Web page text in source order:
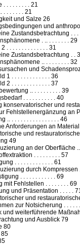
. . . . . . . . 21
. . . . . . . 21
und Salze 26
und
Zustandsbetrachtung . . .
. .. . . . . . . . 29
. . . . . . . . . . . . . . 31
Zustandsbetrachtung . .
.. . . . . . . . . 32
und
1 . . . . . . . . . . . . . 36
2 . . . . . . . . . . . . . 37
.. . . . . . . . . . 39
. . . . . . . . . . . 40
konservatorischer und
Fehlstellenergänzung an
.. . . . . . . . . . . . . . . . . 46
Anforderungen an
und
49
an der Oberfläche
. . . . . . . . . 57
. . . . . . . . . . . . . 61
durch Kompressen
. . . . . . . . . . . . 69
mit Fehlstellen . . . . . . . . 69
und Präsentation . . . . . 71
und
zur Notsicherung . . . . .
und weiterführende
und Ausblick 79
80
85